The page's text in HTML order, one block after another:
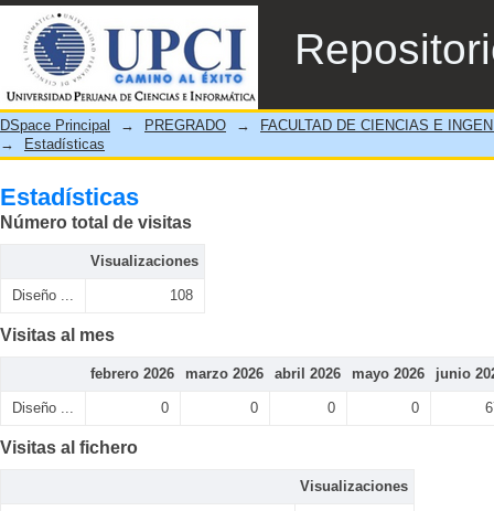
Estadísticas
DSpace Principal → PREGRADO →
FACULTAD DE CIENCIAS E
→
Estadísticas
Estadísticas
Número total de visitas
Visualizaciones
Diseño ... 108
Visitas al mes
febrero 2026 marzo 2026 abril 2026 mayo 2026 junio
Diseño ... 0 0 0 0
Visitas al fichero
Visualizaciones